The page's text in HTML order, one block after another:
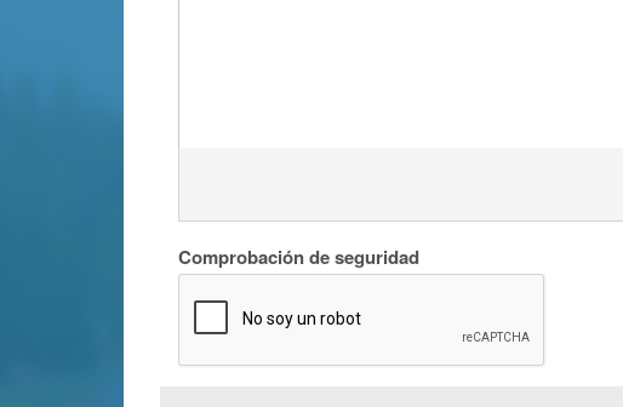
Comprobación de seguridad